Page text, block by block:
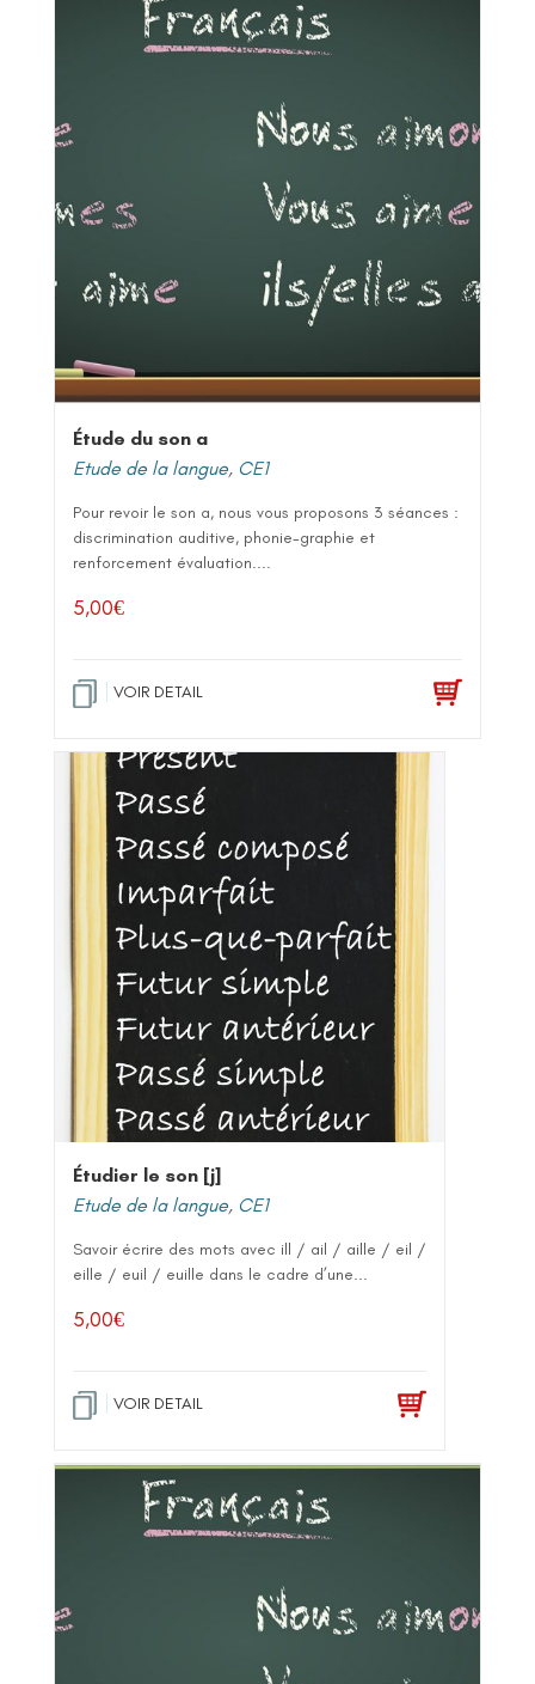
Étude du son a
Etude de la langue, CE1
Pour revoir le son a, nous vous proposons 3 séances :
discrimination auditive, phonie-graphie et
renforcement évaluation....
5,00€
VOIR DETAIL
Étudier le son [j]
Etude de la langue, CE1
Savoir écrire des mots avec ill / ail / aille / eil /
eille / euil / euille dans le cadre d’une...
5,00€
VOIR DETAIL